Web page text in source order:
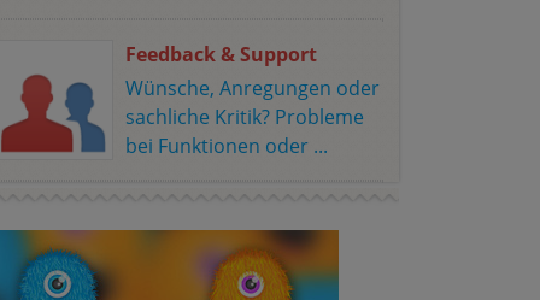
Feedback & Support
Wünsche, Anregungen oder
sachliche Kritik? Probleme
bei Funktionen oder ...